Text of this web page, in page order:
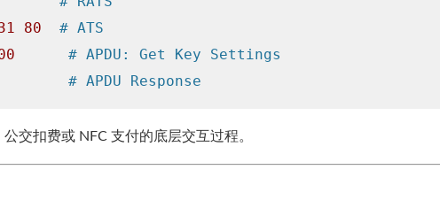
80
# ATS
# APDU: Get Key Settings
# APDU Response
交扣费或 NFC 支付的底层交互过程。